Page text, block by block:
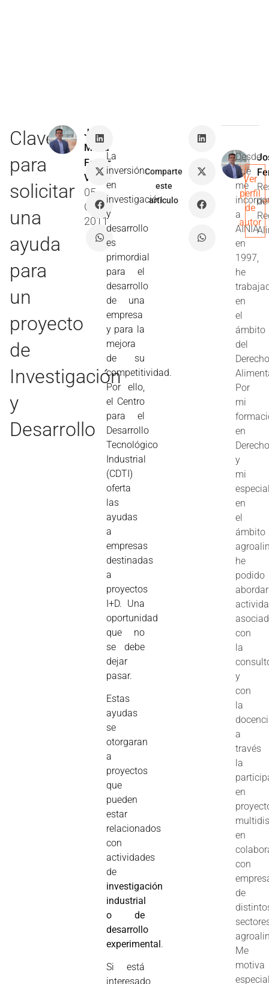
Claves
para
solicitar
una
ayuda
para
un
proyecto
de
Investigación
y
Desarrollo
José
María
Ferrer
Villar
05
Oct
2011
La
inversión
en
investigación
y
desarrollo
es
primordial
para el
desarrollo
de una
empresa
y para la
mejora
de su
competitividad.
Por ello,
el Centro
para el
Desarrollo
Tecnológico
Industrial
(CDTI)
oferta
las
ayudas
a
empresas
destinadas
a
proyectos
I+D. Una
oportunidad
que no
se debe
dejar
pasar.
Estas
ayudas
se
otorgaran
a
proyectos
que
pueden
estar
relacionados
con
actividades
de
investigación
industrial
o de
desarrollo
experimental.
Si está
interesado
Comparte
este
artículo
Desde
que
me
a
AINIA
en
1997,
he
en
el
ámbito
del
Por
mi
en
y
mi
en
el
ámbito
he
podido
abordar
con
la
y
con
la
a
través
la
en
en
con
de
Me
motiva
Ver
perfil
de
autor